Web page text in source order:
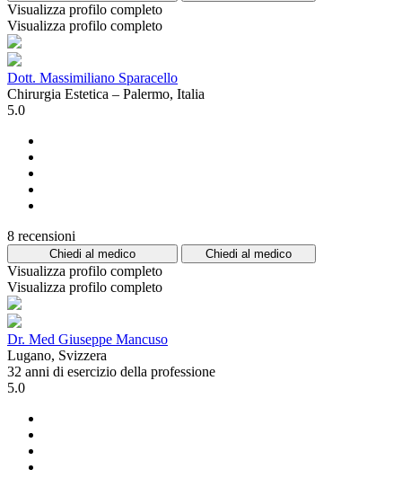
Visualizza profilo completo
Visualizza profilo completo
Dott. Massimiliano Sparacello
Chirurgia Estetica – Palermo, Italia
5.0
8 recensioni
Chiedi al medico Chiedi al medico
Visualizza profilo completo
Visualizza profilo completo
Dr. Med Giuseppe Mancuso
Lugano, Svizzera
32 anni di esercizio della professione
5.0